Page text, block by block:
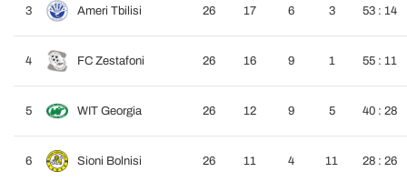
3 Ameri Tbilisi 26 17 6 3 53 : 14
4 FC Zestafoni 26 16 9 1 55 : 11
5 WIT Georgia 26 12 9 5 40 : 28
6 Sioni Bolnisi 26 11 4 11 28 : 26